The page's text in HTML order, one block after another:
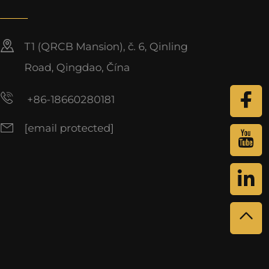
T1 (QRCB Mansion), č. 6, Qinling
Road, Qingdao, Čína
+86-18660280181
[email protected]